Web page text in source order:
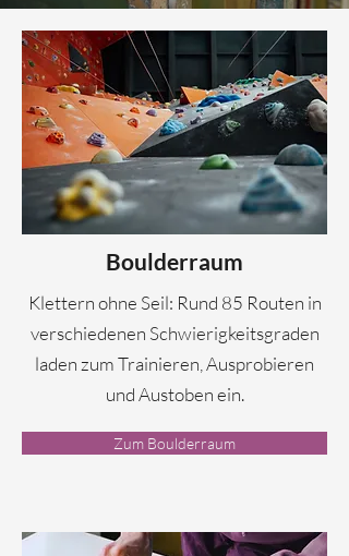
Boulderraum
Klettern ohne Seil: Rund 85 Routen in
verschiedenen Schwierigkeitsgraden
laden zum Trainieren, Ausprobieren
und Austoben ein.
Zum Boulderraum